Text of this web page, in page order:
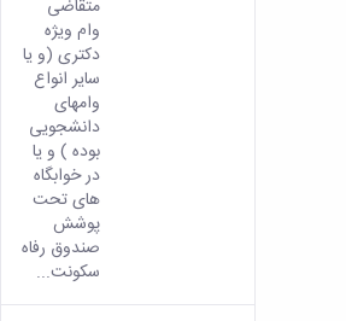
متقاضی
وام ویژه
دکتری (و یا
سایر انواع
وامهای
دانشجویی
بوده ) و یا
در خوابگاه
های تحت
پوشش
صندوق رفاه
سکونت...